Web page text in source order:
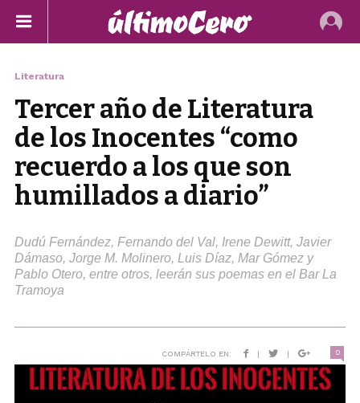
Literatura
Tercer año de Literatura
de los Inocentes “como
recuerdo a los que son
humillados a diario”
Dudú Fernández, Fernando del Val, Irene Dewitt, Javier
Dámaso, Jorge M. Molinero, Luis Díaz, Mar Gómez y
Pablo Otero, entre otros, leerán sus poemas en el Bar La
Tramoya
COMPÁRTELO EN: | | 0